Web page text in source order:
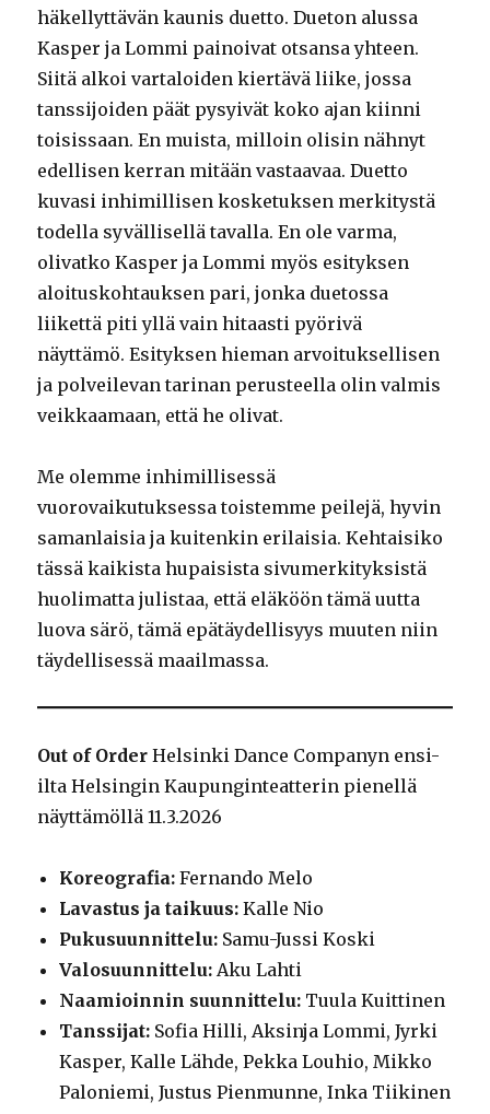
häkellyttävän kaunis duetto. Dueton alussa
Kasper ja Lommi painoivat otsansa yhteen.
Siitä alkoi vartaloiden kiertävä liike, jossa
tanssijoiden päät pysyivät koko ajan kiinni
toisissaan. En muista, milloin olisin nähnyt
edellisen kerran mitään vastaavaa. Duetto
kuvasi inhimillisen kosketuksen merkitystä
todella syvällisellä tavalla. En ole varma,
olivatko Kasper ja Lommi myös esityksen
aloituskohtauksen pari, jonka duetossa
liikettä piti yllä vain hitaasti pyörivä
näyttämö. Esityksen hieman arvoituksellisen
ja polveilevan tarinan perusteella olin valmis
veikkaamaan, että he olivat.
Me olemme inhimillisessä
vuorovaikutuksessa toistemme peilejä, hyvin
samanlaisia ja kuitenkin erilaisia. Kehtaisiko
tässä kaikista hupaisista sivumerkityksistä
huolimatta julistaa, että eläköön tämä uutta
luova särö, tämä epätäydellisyys muuten niin
täydellisessä maailmassa.
Out of Order Helsinki Dance Companyn ensi-
ilta Helsingin Kaupunginteatterin pienellä
näyttämöllä 11.3.2026
Koreografia: Fernando Melo
Lavastus ja taikuus: Kalle Nio
Pukusuunnittelu: Samu-Jussi Koski
Valosuunnittelu: Aku Lahti
Naamioinnin suunnittelu: Tuula Kuittinen
Tanssijat: Sofia Hilli, Aksinja Lommi, Jyrki
Kasper, Kalle Lähde, Pekka Louhio, Mikko
Paloniemi, Justus Pienmunne, Inka Tiikinen